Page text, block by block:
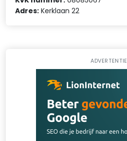
Adres: Kerklaan 22
ADVERTENTIE